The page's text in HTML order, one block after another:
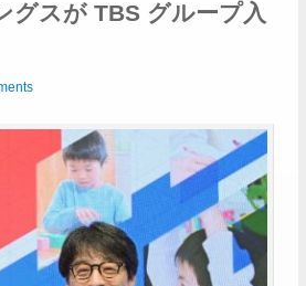
グスが TBS グループ入